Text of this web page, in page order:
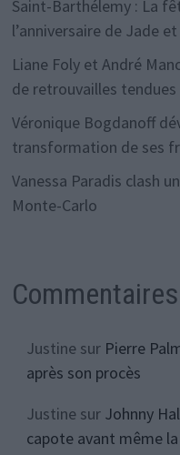
Saint-Barthélemy : La
l’anniversaire de Jade
Liane Foly et André
de retrouvailles tendues
Véronique Bogdanoff
transformation de ses
Vanessa Paradis clash
Monte-Carlo
Justinesur Pierre
après son procès
Justinesur Johnny
capote avant même